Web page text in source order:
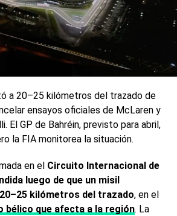
con los octavos de final de la
eliminada del abierto de Roma
a 20–25 kilómetros del trazado de
ensayos oficiales de McLaren y
El GP de Bahréin, previsto para abril,
la FIA monitorea la situación.
en el Circuito Internacional de
luego de que un misil
kilómetros del trazado, en el
bélico que afecta a la región. La